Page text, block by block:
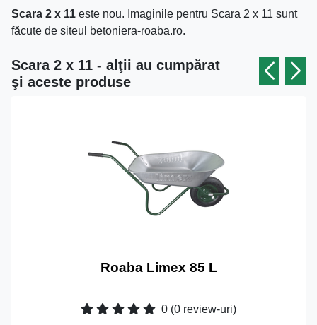
Scara 2 x 11 este nou. Imaginile pentru Scara 2 x 11 sunt
făcute de siteul betoniera-roaba.ro.
Scara 2 x 11 - alţii au cumpărat
şi aceste produse
Roaba Limex 85 L
0 (0 review-uri)